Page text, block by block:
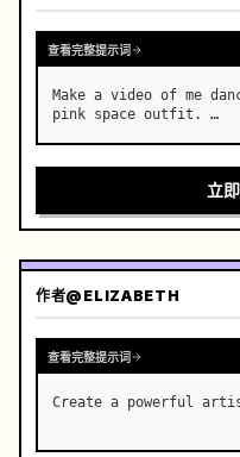
查看完整提示词
Make a video of me
pink space outfit. …
立
作者@ELIZABETH
查看完整提示词
Create a powerful